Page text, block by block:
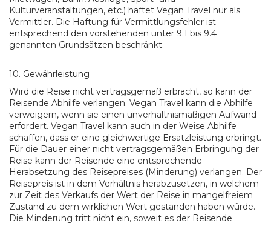
Kulturveranstaltungen, etc.) haftet Vegan Travel nur als
Vermittler. Die Haftung für Vermittlungsfehler ist
entsprechend den vorstehenden unter 9.1 bis 9.4
genannten Grundsätzen beschränkt.
10. Gewährleistung
Wird die Reise nicht vertragsgemäß erbracht, so kann der
Reisende Abhilfe verlangen. Vegan Travel kann die Abhilfe
verweigern, wenn sie einen unverhältnismäßigen Aufwand
erfordert. Vegan Travel kann auch in der Weise Abhilfe
schaffen, dass er eine gleichwertige Ersatzleistung erbringt.
Für die Dauer einer nicht vertragsgemäßen Erbringung der
Reise kann der Reisende eine entsprechende
Herabsetzung des Reisepreises (Minderung) verlangen. Der
Reisepreis ist in dem Verhältnis herabzusetzen, in welchem
zur Zeit des Verkaufs der Wert der Reise in mangelfreiem
Zustand zu dem wirklichen Wert gestanden haben würde.
Die Minderung tritt nicht ein, soweit es der Reisende